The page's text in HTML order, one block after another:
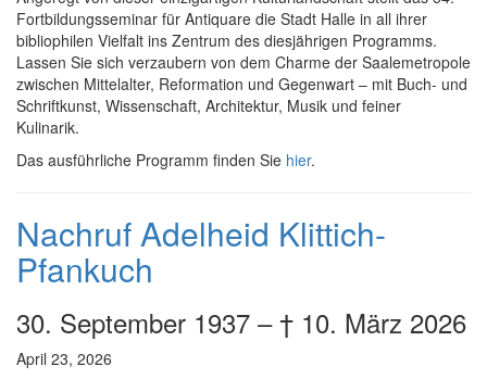
Fortbildungsseminar für Antiquare die Stadt Halle in all ihrer
bibliophilen Vielfalt ins Zentrum des diesjährigen Programms.
Lassen Sie sich verzaubern von dem Charme der Saalemetropole
zwischen Mittelalter, Reformation und Gegenwart – mit Buch- und
Schriftkunst, Wissenschaft, Architektur, Musik und feiner
Kulinarik.
Das ausführliche Programm finden Sie hier.
Nachruf Adelheid Klittich-
Pfankuch
30. September 1937 – † 10. März 2026
April 23, 2026